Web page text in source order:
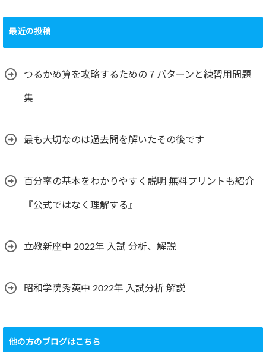
最近の投稿
つるかめ算を攻略するための７パターンと練習用問題
集
最も大切なのは過去問を解いたその後です
百分率の基本をわかりやすく説明 無料プリントも紹介
『公式ではなく理解する』
立教新座中 2022年 入試 分析、解説
昭和学院秀英中 2022年 入試分析 解説
他の方のブログはこちら